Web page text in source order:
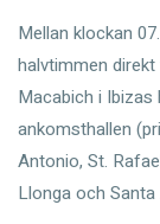
Mellan klockan
halvtimmen
Macabich i
ankomsthallen
Antonio, St.
Llonga och Santa